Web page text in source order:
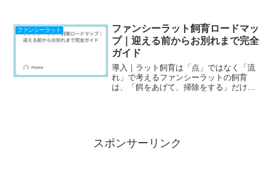
はありませんが、ラットにはラット特有
の「幸せサイン」があ...
ファンシーラット
ファンシーラット飼育ロードマッ
プ｜迎える前からお別れまで完全
ガイド
導入｜ラット飼育は「点」ではなく「流
れ」で考えるファンシーラットの飼育
は、「餌をあげて、掃除をする」だけで
スポンサーリンク